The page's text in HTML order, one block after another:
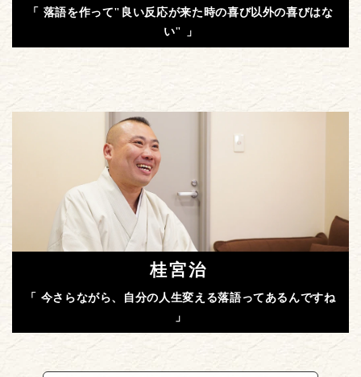
「 落語を作って"良い反応が来た時の喜び以外の喜びはな
い" 」
桂宮治
「 今さらながら、自分の人生変える落語ってあるんですね
」